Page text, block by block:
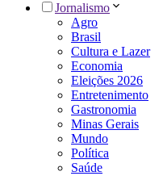
Jornalismo
Agro
Brasil
Cultura e Lazer
Economia
Eleições 2026
Entretenimento
Gastronomia
Minas Gerais
Mundo
Política
Saúde